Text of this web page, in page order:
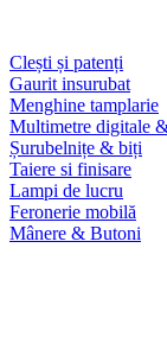
Clești și patenți
Gaurit insurubat
Menghine tamplarie
Multimetre digitale
Șurubelnițe & biți
Taiere si finisare
Lampi de lucru
Feronerie mobilă
Mânere & Butoni